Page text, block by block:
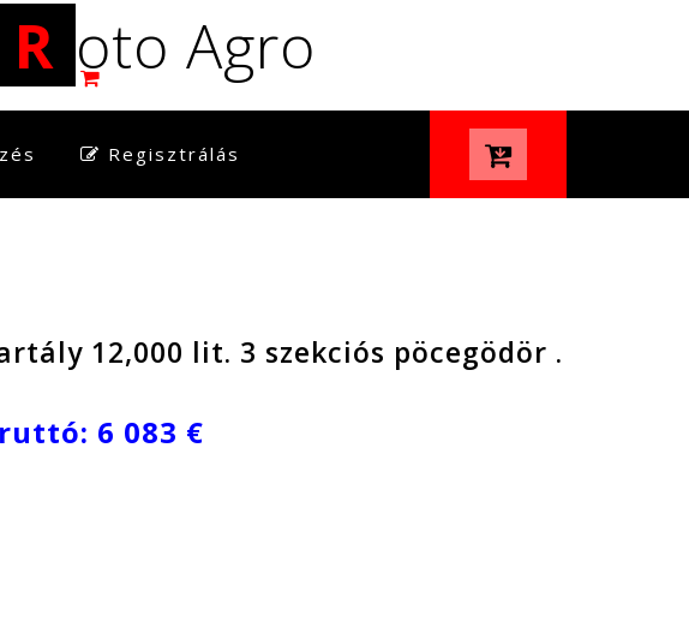
R oto Agro
Regisztrálás
12,000 lit. 3 szekciós pöcegödör .
6 083 €